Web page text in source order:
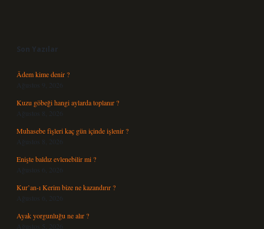
Son Yazılar
Âdem kime denir ?
Ağustos 9, 2026
Kuzu göbeği hangi aylarda toplanır ?
Ağustos 8, 2026
Muhasebe fişleri kaç gün içinde işlenir ?
Ağustos 8, 2026
Enişte baldız evlenebilir mi ?
Ağustos 6, 2026
Kur’an-ı Kerim bize ne kazandırır ?
Ağustos 6, 2026
Ayak yorgunluğu ne alır ?
Ağustos 5, 2026